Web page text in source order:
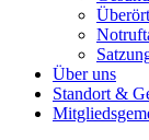
Über uns
Standort &